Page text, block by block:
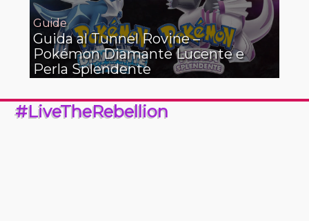
Guide
Guida al Tunnel Rovine –
Pokémon Diamante Lucente e
Perla Splendente
#LiveTheRebellion